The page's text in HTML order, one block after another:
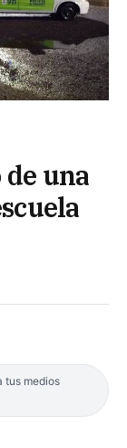
una
tus medios